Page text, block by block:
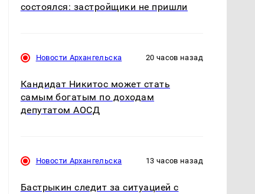
состоялся: застройщики не пришли
Новости Архангельска 20 часов назад
Кандидат Никитос может стать
самым богатым по доходам
депутатом АОСД
Новости Архангельска 13 часов назад
Бастрыкин следит за ситуацией с